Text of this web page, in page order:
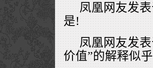
凤凰网友发
是!
凤凰网友发
价值”的解释似